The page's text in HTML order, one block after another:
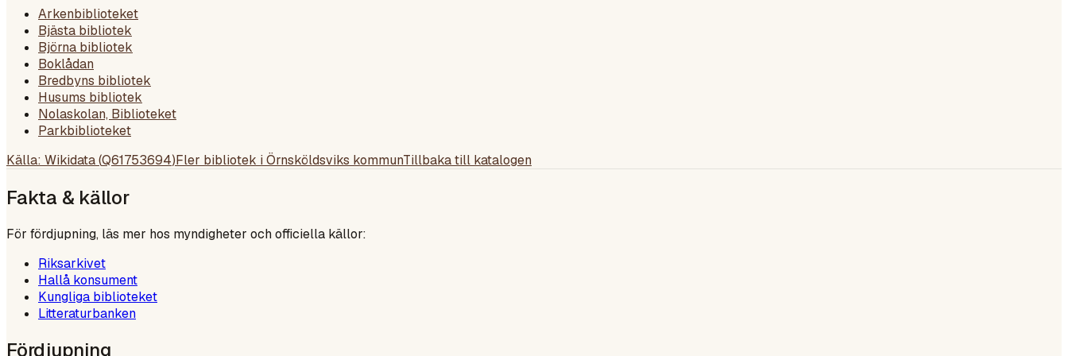
Arkenbiblioteket
Bjästa bibliotek
Björna bibliotek
Boklådan
Bredbyns bibliotek
Husums bibliotek
Nolaskolan, Biblioteket
Parkbiblioteket
Källa: Wikidata (Q61753694)Fler bibliotek i Örnsköldsviks kommunTillbaka till katalogen
Fakta & källor
För fördjupning, läs mer hos myndigheter och officiella källor:
Riksarkivet
Hallå konsument
Kungliga biblioteket
Litteraturbanken
Fördjupning